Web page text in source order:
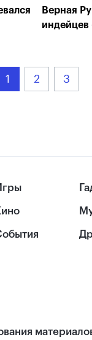
Верная
индейцев
1 2 3